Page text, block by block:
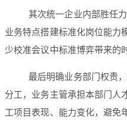
其次统一企业内部胜任
业务特点搭建标准化岗位能力
少校准会议中标准博弈带来的
最后明确业务部门权责
分工，业务主管承担本部门人
工项目表现、能力变化，避免